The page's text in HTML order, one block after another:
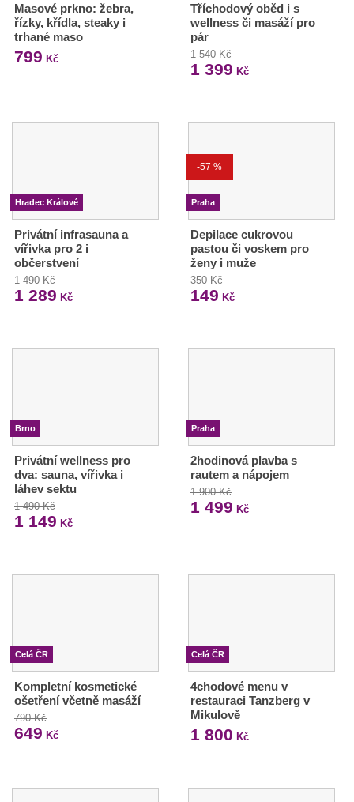
Masové prkno: žebra,
řízky, křídla, steaky i
trhané maso
799 Kč
Tříchodový oběd i s
wellness či masáží pro
pár
1 540 Kč
1 399 Kč
Hradec Králové
Privátní infrasauna a
vířivka pro 2 i
občerstvení
1 490 Kč
1 289 Kč
-57 %
Praha
Depilace cukrovou
pastou či voskem pro
ženy i muže
350 Kč
149 Kč
Brno
Privátní wellness pro
dva: sauna, vířivka i
láhev sektu
1 490 Kč
1 149 Kč
Praha
2hodinová plavba s
rautem a nápojem
1 900 Kč
1 499 Kč
Celá ČR
Kompletní kosmetické
ošetření včetně masáží
790 Kč
649 Kč
Celá ČR
4chodové menu v
restauraci Tanzberg v
Mikulově
1 800 Kč